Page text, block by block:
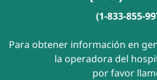
(1-833-855-
Para obtener información en
la operadora del
por favor